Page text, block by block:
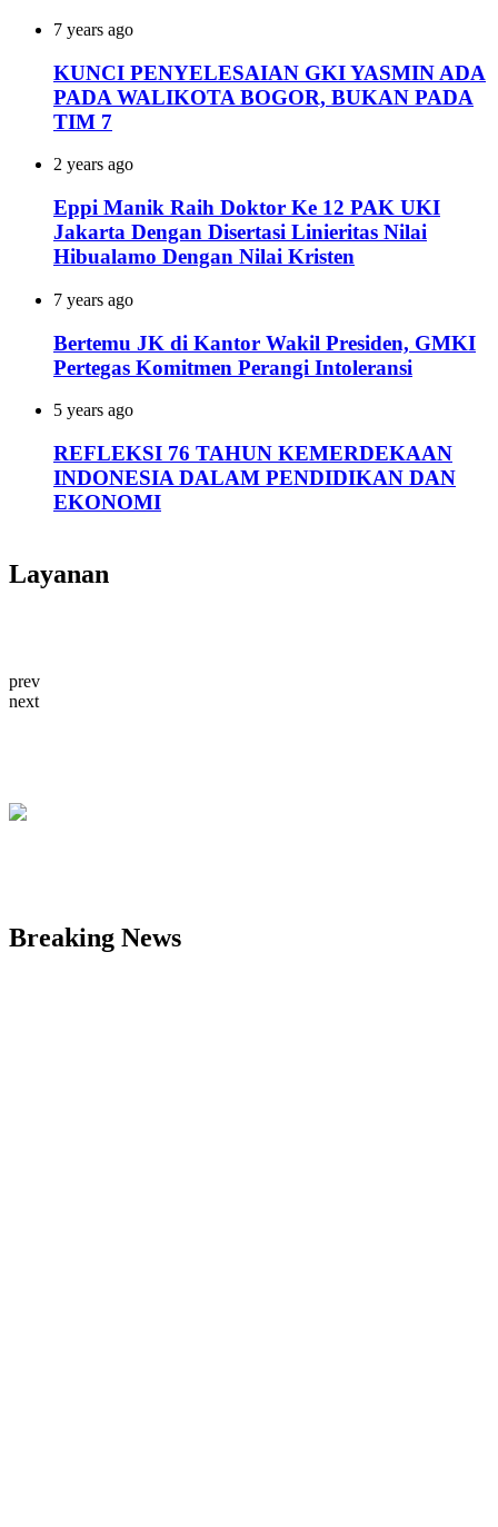
7 years ago
KUNCI PENYELESAIAN GKI YASMIN ADA
PADA WALIKOTA BOGOR, BUKAN PADA
TIM 7
2 years ago
Eppi Manik Raih Doktor Ke 12 PAK UKI
Jakarta Dengan Disertasi Linieritas Nilai
Hibualamo Dengan Nilai Kristen
7 years ago
Bertemu JK di Kantor Wakil Presiden, GMKI
Pertegas Komitmen Perangi Intoleransi
5 years ago
REFLEKSI 76 TAHUN KEMERDEKAAN
INDONESIA DALAM PENDIDIKAN DAN
EKONOMI
Layanan
prev
next